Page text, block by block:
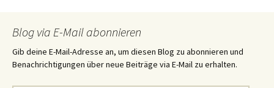
n
n
a
Blog via E-Mail abonnieren
Gib deine E-Mail-Adresse an, um diesen Blog zu abonnieren und
Benachrichtigungen über neue Beiträge via E-Mail zu erhalten.